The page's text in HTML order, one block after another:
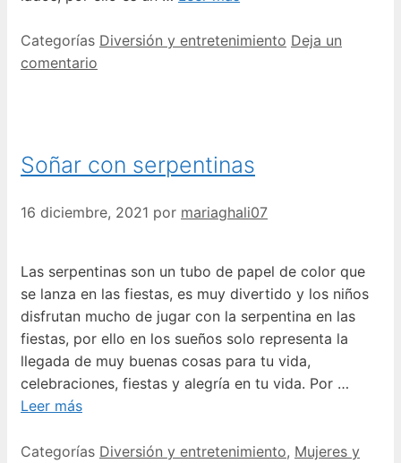
Categorías Diversión y entretenimiento Deja un
comentario
Soñar con serpentinas
16 diciembre, 2021 por mariaghali07
Las serpentinas son un tubo de papel de color que
se lanza en las fiestas, es muy divertido y los niños
disfrutan mucho de jugar con la serpentina en las
fiestas, por ello en los sueños solo representa la
llegada de muy buenas cosas para tu vida,
celebraciones, fiestas y alegría en tu vida. Por …
Leer más
Categorías Diversión y entretenimiento, Mujeres y